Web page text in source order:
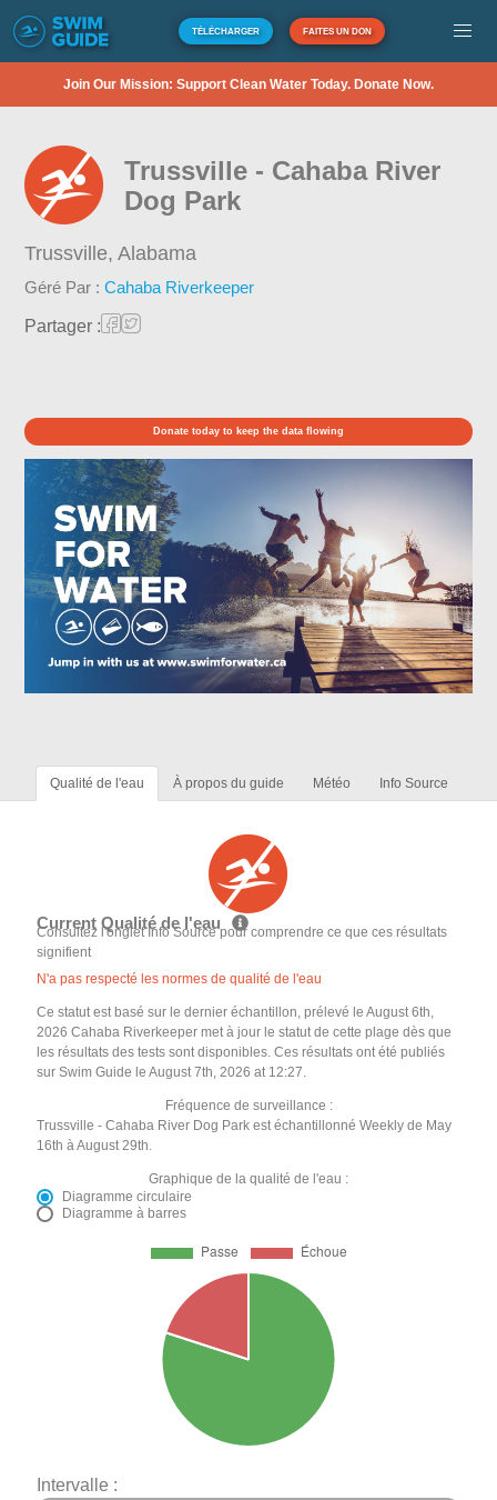
TÉLÉCHARGER FAITES UN DON
Join Our Mission: Support Clean Water Today. Donate Now.
Trussville - Cahaba River
Dog Park
Trussville,Alabama
Géré Par :Cahaba Riverkeeper
Partager :
Donate today to keep the data flowing
Qualité de l'eau À propos du guide Météo Info Source
Current Qualité de l'eau
Consultez l'onglet Info Source pour comprendre ce que ces résultats
signifient
N'a pas respecté les normes de qualité de l'eau
Ce statut est basé sur le dernier échantillon, prélevé le August 6th,
2026 Cahaba Riverkeeper met à jour le statut de cette plage dès que
les résultats des tests sont disponibles. Ces résultats ont été publiés
sur Swim Guide le August 7th, 2026 at 12:27.
Fréquence de surveillance :
Trussville - Cahaba River Dog Park est échantillonné Weekly de May
16th à August 29th.
Graphique de la qualité de l'eau :
Diagramme circulaire
Diagramme à barres
Intervalle :